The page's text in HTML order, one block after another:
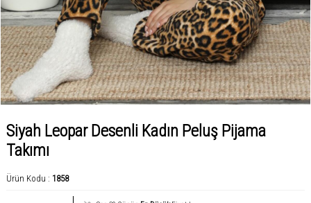
Siyah Leopar Desenli Kadın Peluş Pijama
Takımı
Ürün Kodu : 1858